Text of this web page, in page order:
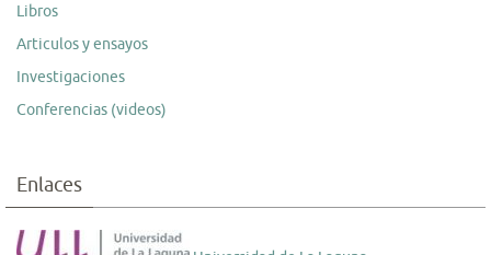
Libros
Articulos y ensayos
Investigaciones
Conferencias (videos)
Enlaces